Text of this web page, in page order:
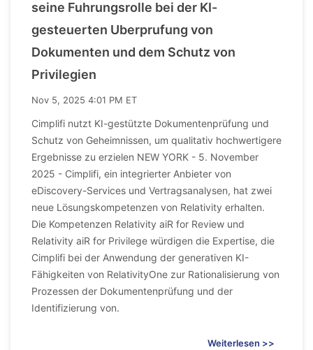
seine Fuhrungsrolle bei der KI-
gesteuerten Uberprufung von
Dokumenten und dem Schutz von
Privilegien
Nov 5, 2025 4:01 PM ET
Cimplifi nutzt KI-gestützte Dokumentenprüfung und
Schutz von Geheimnissen, um qualitativ hochwertigere
Ergebnisse zu erzielen NEW YORK - 5. November
2025 - Cimplifi, ein integrierter Anbieter von
eDiscovery-Services und Vertragsanalysen, hat zwei
neue Lösungskompetenzen von Relativity erhalten.
Die Kompetenzen Relativity aiR for Review und
Relativity aiR for Privilege würdigen die Expertise, die
Cimplifi bei der Anwendung der generativen KI-
Fähigkeiten von RelativityOne zur Rationalisierung von
Prozessen der Dokumentenprüfung und der
Identifizierung von.
Weiterlesen >>